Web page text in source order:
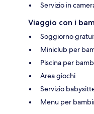
Servizio in
Viaggio con i
Soggiorno
Miniclub per
Piscina per
Area giochi
Servizio
Menu per